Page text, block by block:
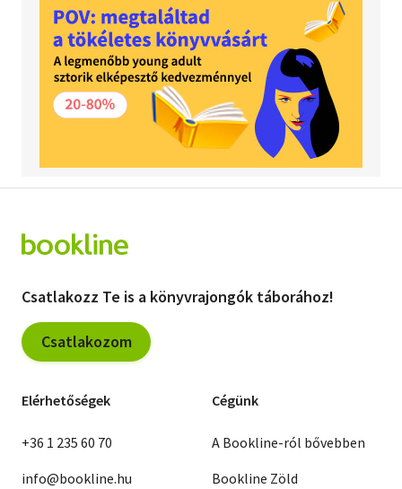
Csatlakozz Te is a könyvrajongók táborához!
Csatlakozom
Elérhetőségek
+36 1 235 60 70
info@bookline.hu
Cégünk
A Bookline-ról bővebben
Bookline Zöld